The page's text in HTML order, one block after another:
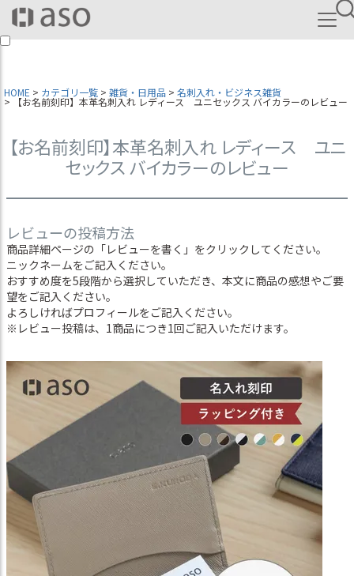
HOME カテゴリ一覧 雑貨・日用品 名刺入れ・ビジネス雑貨
【お名前刻印】本革名刺入れ レディース ユニセックス バイカラーのレビュー
【お名前刻印】本革名刺入れ レディース ユニ
セックス バイカラーのレビュー
レビューの投稿方法
商品詳細ページの「レビューを書く」をクリックしてください。
ニックネームをご記入ください。
おすすめ度を5段階から選択していただき、本文に商品の感想やご要
望をご記入ください。
よろしければプロフィールをご記入ください。
※レビュー投稿は、1商品につき1回ご記入いただけます。